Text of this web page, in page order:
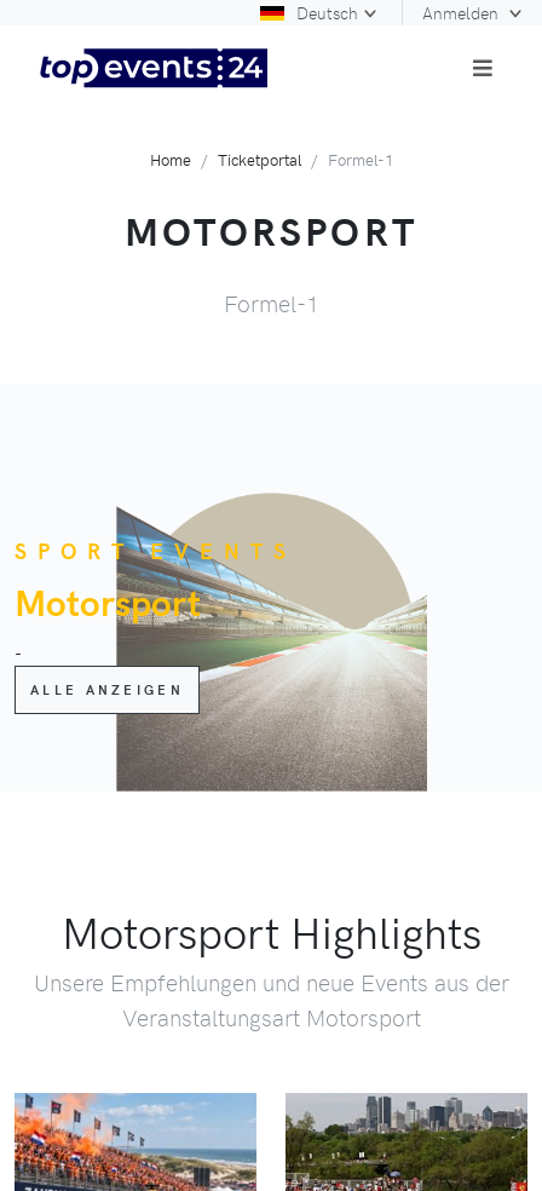
Deutsch Anmelden
Home Ticketportal Formel-1
MOTORSPORT
Formel-1
SPORT EVENTS
Motorsport
-
ALLE ANZEIGEN
Motorsport Highlights
Unsere Empfehlungen und neue Events aus der
Veranstaltungsart Motorsport